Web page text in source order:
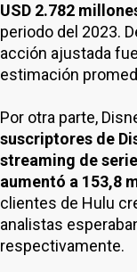
USD 2.782
periodo del 2023.
acción ajustada
estimación
Por otra parte,
suscriptores de
streaming de
aumentó a 153,8
clientes de Hulu
analistas
respectivamente.